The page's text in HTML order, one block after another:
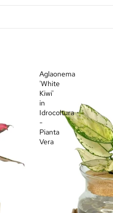
Aglaonema
'White
Kiwi'
in
Idrocoltura
-
Pianta
Vera